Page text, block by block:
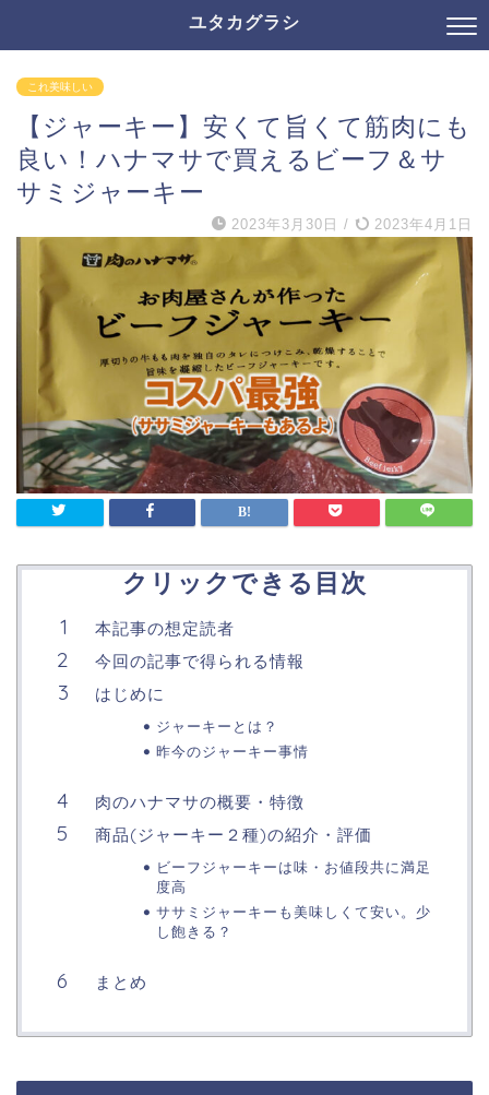
ユタカグラシ
これ美味しい
【ジャーキー】安くて旨くて筋肉にも
良い！ハナマサで買えるビーフ＆サ
サミジャーキー
2023年3月30日 / 2023年4月1日
クリックできる目次
本記事の想定読者
今回の記事で得られる情報
はじめに
ジャーキーとは？
昨今のジャーキー事情
肉のハナマサの概要・特徴
商品(ジャーキー２種)の紹介・評価
ビーフジャーキーは味・お値段共に満足
度高
ササミジャーキーも美味しくて安い。少
し飽きる？
まとめ